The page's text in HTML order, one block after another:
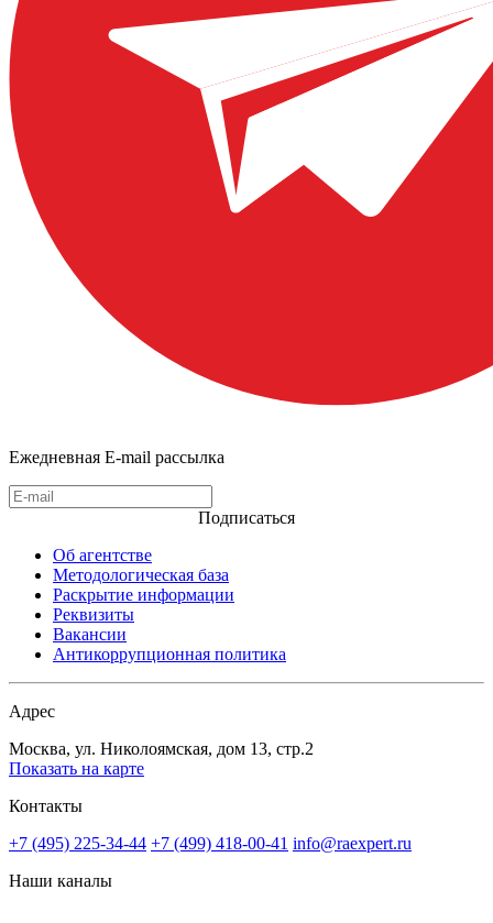
Ежедневная E-mail рассылка
Подписаться
Об агентстве
Методологическая база
Раскрытие информации
Реквизиты
Вакансии
Антикоррупционная политика
Адрес
Москва, ул. Николоямская, дом 13, стр.2
Показать на карте
Контакты
+7 (495) 225-34-44 +7 (499) 418-00-41 info@raexpert.ru
Наши каналы